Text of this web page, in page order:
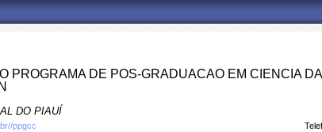
PROGRAMA DE POS-GRADUACAO EM CIENCIA DA
DO PIAUÍ
ppgcc